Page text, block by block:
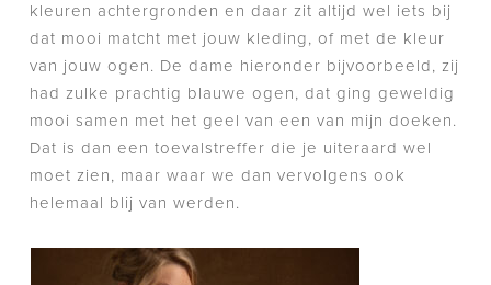
kleuren achtergronden en daar zit altijd wel iets bij
dat mooi matcht met jouw kleding, of met de kleur
van jouw ogen. De dame hieronder bijvoorbeeld, zij
had zulke prachtig blauwe ogen, dat ging geweldig
mooi samen met het geel van een van mijn doeken.
Dat is dan een toevalstreffer die je uiteraard wel
moet zien, maar waar we dan vervolgens ook
helemaal blij van werden.